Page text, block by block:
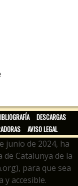
DESCARGAS
AVISO LEGAL
junio de 2024, ha
de Catalunya de la
para que sea
y accesible.